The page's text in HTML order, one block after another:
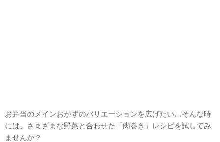
お弁当のメインおかずのバリエーションを広げたい…そんな時
には、さまざまな野菜と合わせた「肉巻き」レシピを試してみ
ませんか？